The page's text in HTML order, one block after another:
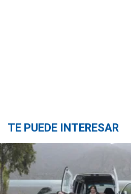
TE PUEDE INTERESAR